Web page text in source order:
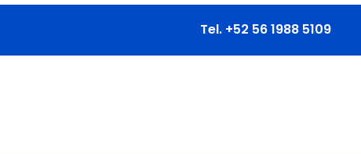
Tel. +52 56 1988 5109